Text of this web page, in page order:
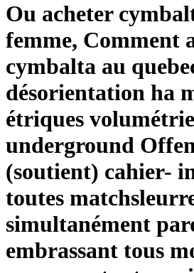
Ou acheter
femme, Comment
cymbalta au
désorientation ha
étriques
underground
(soutient) cahier-
toutes
simultanément
embrassant tous